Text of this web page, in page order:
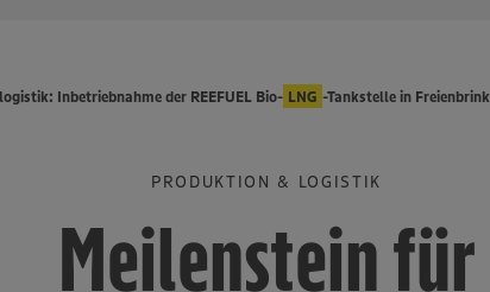
Inbetriebnahme der REEFUEL Bio- LNG -Tankstelle in Freienbrink
PRODUKTION & LOGISTIK
Meilenstein für